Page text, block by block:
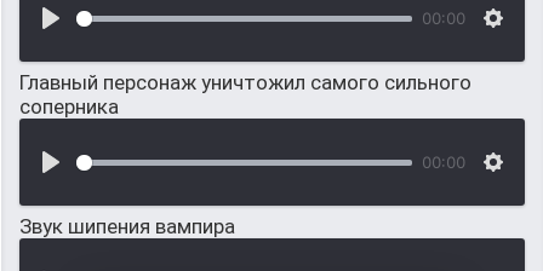
00:00
Главный персонаж уничтожил самого сильного
соперника
00:00
Звук шипения вампира